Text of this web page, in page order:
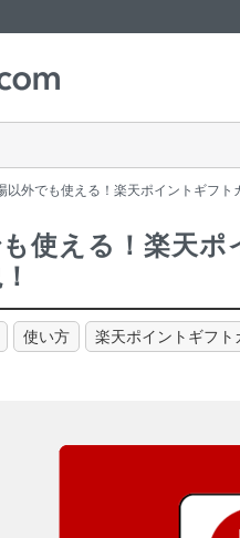
以外でも使える！楽天ポイントギフト
使える！楽天
使い方 楽天ポイントギフト